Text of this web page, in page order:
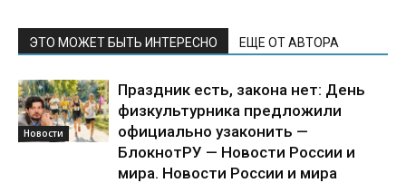
ЭТО МОЖЕТ БЫТЬ ИНТЕРЕСНО ЕЩЕ ОТ АВТОРА
Новости
Праздник есть, закона нет: День
физкультурника предложили
официально узаконить —
БлокнотРУ — Новости России и
мира. Новости России и мира